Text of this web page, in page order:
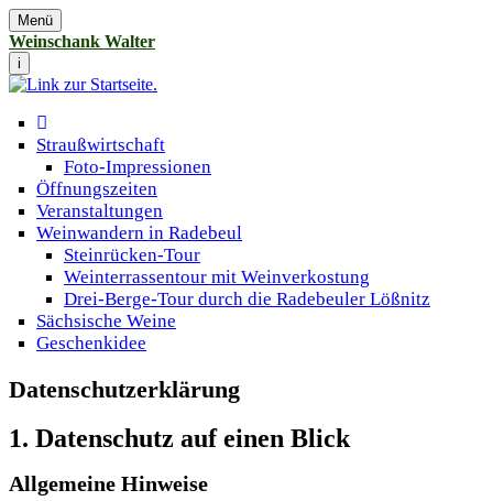
Menü
Weinschank Walter
i
Straußwirtschaft
Foto-Impressionen
Öffnungszeiten
Veranstaltungen
Weinwandern in Radebeul
Steinrücken-Tour
Weinterrassentour mit Weinverkostung
Drei-Berge-Tour durch die Radebeuler Lößnitz
Sächsische Weine
Geschenkidee
Datenschutzerklärung
1. Datenschutz auf einen Blick
Allgemeine Hinweise